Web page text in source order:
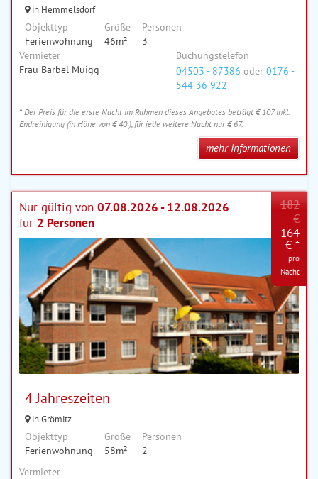
in Hemmelsdorf
Objekttyp
Ferienwohnung
Größe
46m²
Personen
3
Vermieter
Frau Bärbel Muigg
Buchungstelefon
04503 - 87386 oder 0176 -
544 36 922
* Der Preis für die erste Nacht im Rahmen dieses Angebotes beträgt € 107 inkl.
Endreinigung (in Höhe von € 40 ), für jede weitere Nacht nur € 67.
mehr Informationen
Nur gültig von 07.08.2026 - 12.08.2026
für 2 Personen
4 Jahreszeiten
in Grömitz
Objekttyp
Ferienwohnung
Größe
58m²
Personen
2
182
€
164
€ *
pro
Nacht
Vermieter